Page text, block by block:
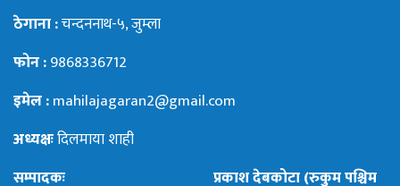
ठेगाना :चन्दननाथ-५, जुम्ला
फोन :9868336712
इमेल :mahilajagaran2@gmail.com
अध्यक्षःदिलमाया शाही
सम्पादकः
प्रकाश देबकोटा (रुकुम पश्चिम